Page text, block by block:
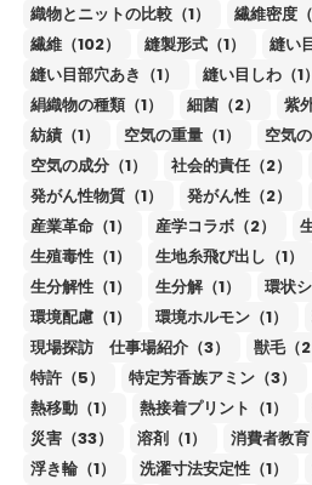
織物とニットの比較（1）
繊維密度（
繊維（102）
縫製形式（1）
縫い
縫い目部穴あき（1）
縫い目しわ（1）
絹織物の種類（1）
細菌（2）
紫
紡績（1）
空気の重量（1）
空気
空気の成分（1）
社会的責任（2）
発がん性物質（1）
発がん性（2）
産業革命（1）
産学コラボ（2）
生殖毒性（1）
生地糸飛び出し（1）
生分解性（1）
生分解（1）
環状
環境配慮（1）
環境ホルモン（1）
現場探訪 仕事場紹介（3）
獣毛（2
特許（5）
特定芳香族アミン（3）
熱移動（1）
熱接着プリント（1）
災害（33）
溶剤（1） 消費者教育
浮き輪（1）
洗濯寸法安定性（1）